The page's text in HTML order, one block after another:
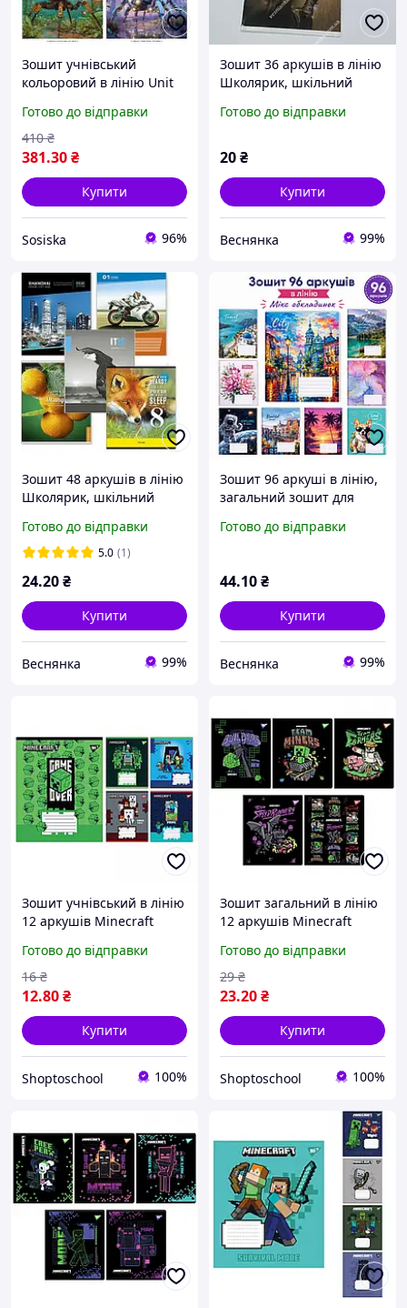
Зошит учнівський
кольоровий в лінію Unit
Готово до відправки
381.30₴
410 ₴
Купити
Sosiska 96%
Зошит 36 аркушів в лінію
Школярик, шкільний
дівчат
Готово до відправки
20₴
Купити
Веснянка 99%
Зошит 48 аркушів в лінію
Школярик, шкільний
дівчат
Готово до відправки
5.0 (1)
24.20₴
Купити
Веснянка 99%
Зошит 96 аркуші в лінію,
загальний зошит для
Готово до відправки
44.10₴
Купити
Веснянка 99%
Зошит учнівський в лінію
12 аркушів Minecraft
шкільний зошит у лінію
зошит загальний
Готово до відправки
12.80₴
16 ₴
Купити
Shoptoschool 100%
Зошит загальний в лінію
12 аркушів Minecraft
зошит учнівський
навчальні зошити в лінію
YES
Готово до відправки
23.20₴
29 ₴
Купити
Shoptoschool 100%